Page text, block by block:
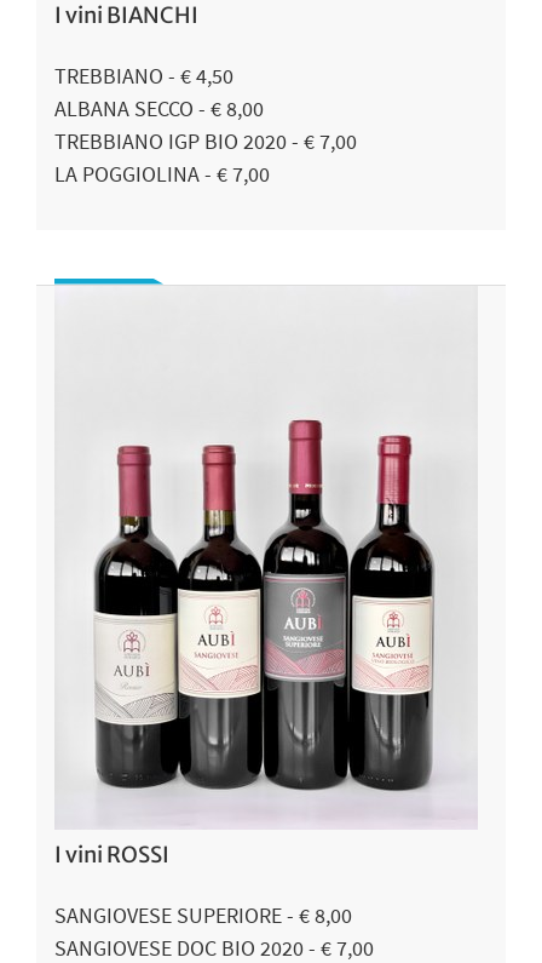
I vini BIANCHI
TREBBIANO - € 4,50
ALBANA SECCO - € 8,00
TREBBIANO IGP BIO 2020 - € 7,00
LA POGGIOLINA - € 7,00
I vini ROSSI
SANGIOVESE SUPERIORE - € 8,00
SANGIOVESE DOC BIO 2020 - € 7,00